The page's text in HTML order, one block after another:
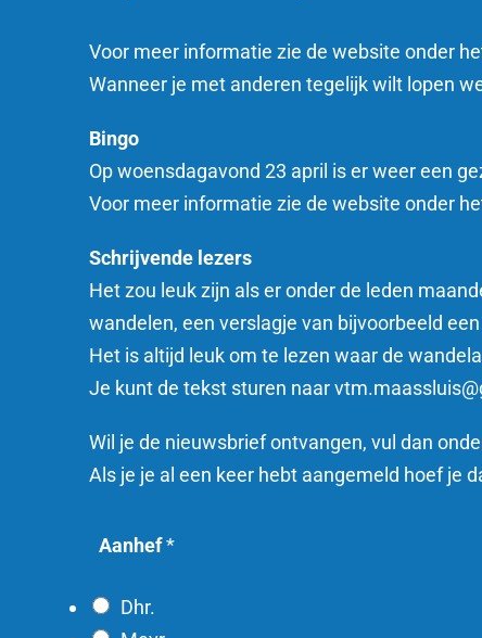
Voor meer informatie zie de website onder
Wanneer je met anderen tegelijk wilt lopen
Bingo
Op woensdagavond 23 april is er weer een
Voor meer informatie zie de website onder het
Schrijvende lezers
Het zou leuk zijn als er onder de leden
wandelen, een verslagje van bijvoorbeeld
Het is altijd leuk om te lezen waar de
Je kunt de tekst sturen naar
Wil je de nieuwsbrief ontvangen, vul dan
Als je je al een keer hebt aangemeld hoef je
o
n
Aanhef*
Dhr.